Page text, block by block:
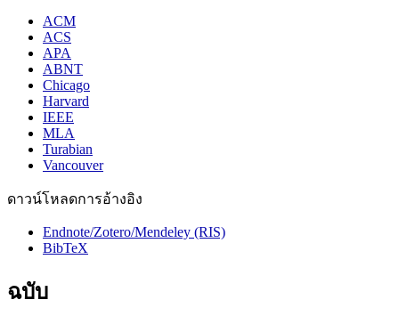
ACM
ACS
APA
ABNT
Chicago
Harvard
IEEE
MLA
Turabian
Vancouver
ดาวน์โหลดการอ้างอิง
Endnote/Zotero/Mendeley (RIS)
BibTeX
ฉบับ